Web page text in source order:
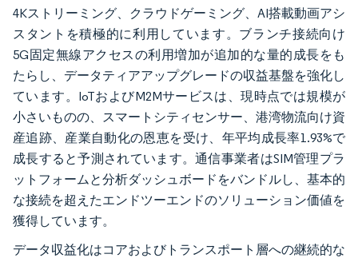
4Kストリーミング、クラウドゲーミング、AI搭載動画アシ
スタントを積極的に利用しています。ブランチ接続向け
5G固定無線アクセスの利用増加が追加的な量的成長をも
たらし、データティアアップグレードの収益基盤を強化し
ています。IoTおよびM2Mサービスは、現時点では規模が
小さいものの、スマートシティセンサー、港湾物流向け資
産追跡、産業自動化の恩恵を受け、年平均成長率1.93%で
成長すると予測されています。通信事業者はSIM管理プラ
ットフォームと分析ダッシュボードをバンドルし、基本的
な接続を超えたエンドツーエンドのソリューション価値を
獲得しています。
データ収益化はコアおよびトランスポート層への継続的な